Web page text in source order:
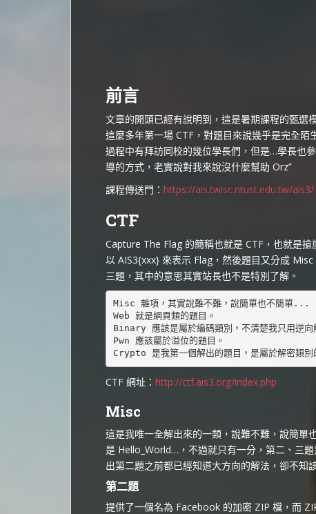
前言
文章的開頭已經有說明到，這是暑期課程的甄選
這麼多年第一場 CTF，對題目來說幾乎是完全
過程中有拜訪同校的幾位學長們，但是…學長也
導的方式，老實說對我來說沒什麼幫助 Orz”
課程傳送門： https://ais.twisc.ntust.edu.tw/ais3/
CTF
Capture The Flag 的簡稱也就是 CTF，也就是
以 AIS3{xxx} 來表示 Flag，然後題目又分成
三題，其中的意思其實站長也不是特別了解。
Misc 雜項，其實說難不難，說簡單也不簡單...
Web 就是網頁類的題目。
Binary 應該是屬於編碼類別，不清楚我只用逆向
Pwn 應該屬於溢位的題目。
Crypto 是我第一個解出的題目，是屬於解密類別
CTF 網址： http://ctf.ais3.org/index.php
Misc
這是我唯一全解出來的一類，說難不難，說簡單
是 Hello_World…，不過就只有一分，第二、三
出第二題之前都已經知道大方向的解法，卻不知
第二題
提供了一個名為 Facebook 的加密 ZIP 檔，而